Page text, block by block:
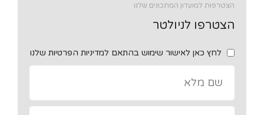
הצטרפות למועדון המתכונים שלנו
הצטרפו לניולטר
לחץ כאן לאישור שימוש בהתאם למדיניות הפרטיות שלנו